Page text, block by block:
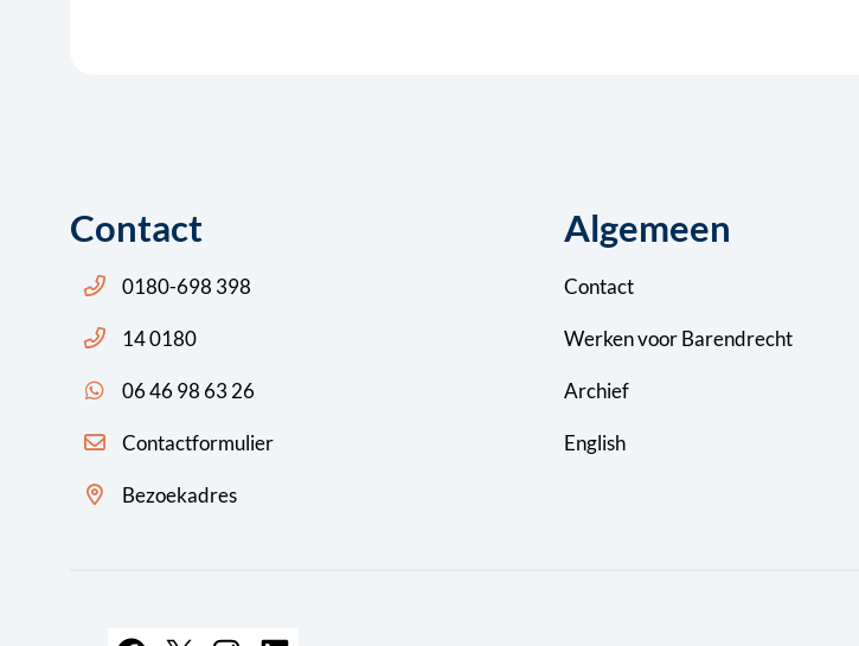
Contact
Bel ons: 14 0180
0180-698 398
Bel ons: 14 0180
14 0180
App ons: 06 46 98 63 26 (WhatsApp)
06 46 98 63 26
Contactformulier
Bezoekadres
Algemeen
Contact
Werken voor Barendrecht
Archief
English